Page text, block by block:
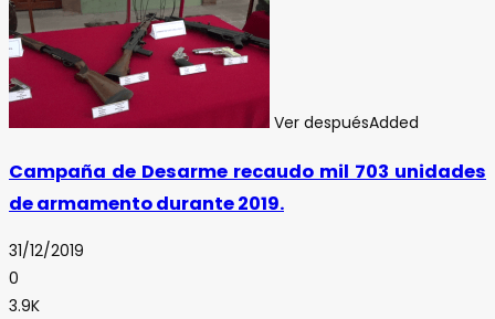
Ver despuésAdded
Campaña de Desarme recaudo mil 703 unidades
de armamento durante 2019.
31/12/2019
0
3.9K